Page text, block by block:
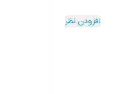
افزودن نظر